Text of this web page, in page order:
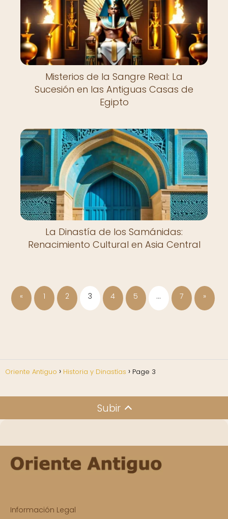
Misterios de la Sangre Real: La
Sucesión en las Antiguas Casas de
Egipto
La Dinastía de los Samánidas:
Renacimiento Cultural en Asia Central
« 1 2 3 4 5 … 7 »
Oriente Antiguo Historia y Dinastías Page 3
Subir
Información Legal